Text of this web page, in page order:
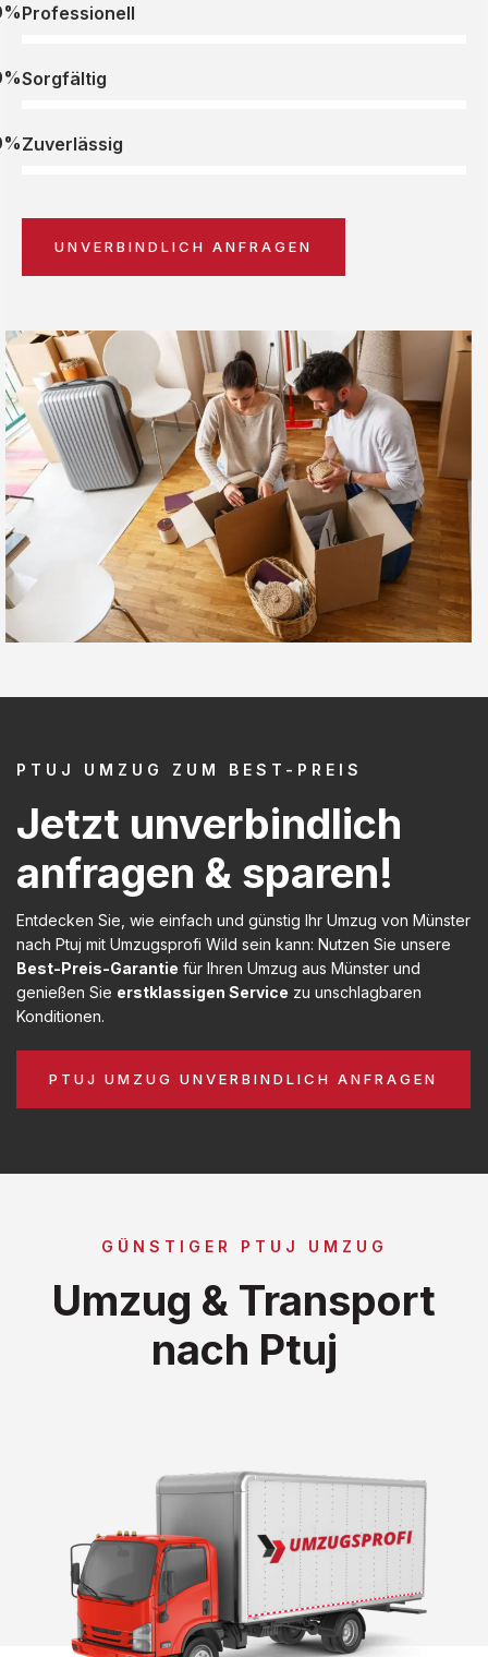
Professionell
Sorgfältig
Zuverlässig
UNVERBINDLICH ANFRAGEN
PTUJ UMZUG ZUM BEST-PREIS
Jetzt unverbindlich
anfragen & sparen!
Entdecken Sie, wie einfach und günstig Ihr Umzug von Münster
nach Ptuj mit Umzugsprofi Wild sein kann: Nutzen Sie unsere
Best-Preis-Garantie für Ihren Umzug aus Münster und
genießen Sie erstklassigen Service zu unschlagbaren
Konditionen.
PTUJ UMZUG UNVERBINDLICH ANFRAGEN
GÜNSTIGER PTUJ UMZUG
Umzug & Transport
nach Ptuj